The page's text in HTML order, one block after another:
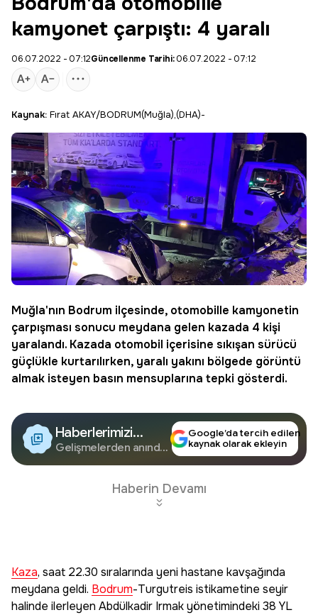
kamyonet çarpıştı: 4 yaralı
06.07.2022 - 07:12Güncellenme Tarihi:06.07.2022 - 07:12
Kaynak: Fırat AKAY/BODRUM(Muğla),(DHA)-
Muğla'nın Bodrum ilçesinde, otomobille kamyonetin
çarpışması sonucu meydana gelen kazada 4 kişi
yaralandı. Kazada otomobil içerisine sıkışan sürücü
güçlükle kurtarılırken, yaralı yakını bölgede görüntü
almak isteyen basın mensuplarına tepki gösterdi.
Haberlerimizi
Google'da Takip
Edin
Gelişmelerden anında
Google’da tercih edilen
kaynak olarak ekleyin
Haberin Devamı
Kaza, saat 22.30 sıralarında yeni hastane kavşağında
meydana geldi. Bodrum-Turgutreis istikametine seyir
halinde ilerleyen Abdülkadir Irmak yönetimindeki 38 YL